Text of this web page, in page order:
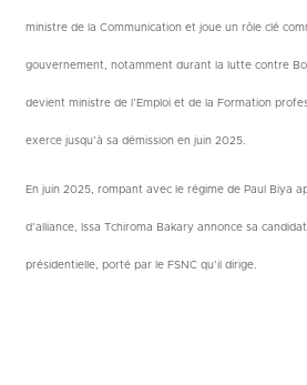
ministre de la Communication et joue un rôle clé
gouvernement, notamment durant la lutte contre
devient ministre de l’Emploi et de la Formation
exerce jusqu’à sa démission en juin 2025.
En juin 2025, rompant avec le régime de Paul Biya
d’alliance, Issa Tchiroma Bakary annonce sa
présidentielle, porté par le FSNC qu’il dirige.